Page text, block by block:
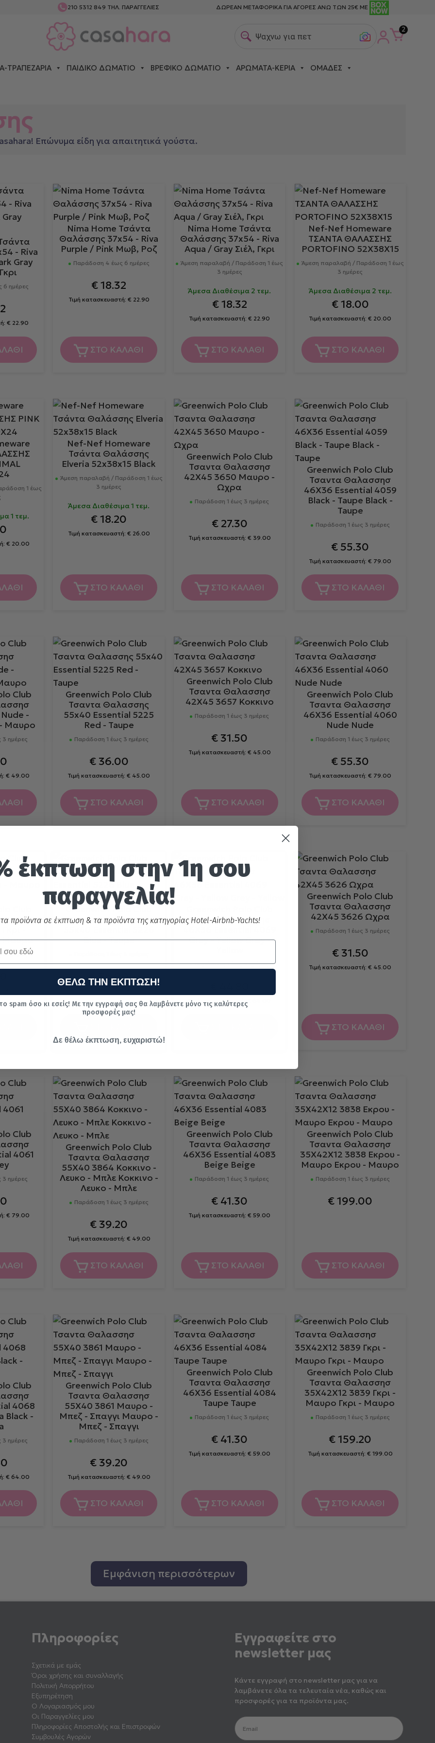
210 5312 849 ΤΗΛ. ΠΑΡΑΓΓΕΛΙΕΣ ΔΩΡΕΑΝ ΜΕΤΑΦΟΡΙΚΑ ΓΙΑ ΑΓΟΡΕΣ ΑΝΩ ΤΩΝ 25€ ΜΕ
Ψαχνω για πετσετες θα
2
ΤΡΑΠΕΖΑΡΊΑ ΠΑΙΔΙΚΌ ΔΩΜΆΤΙΟ ΒΡΕΦΙΚΌ ΔΩΜΆΤΙΟ ΑΡΏΜΑΤΑ-ΚΕΡΙΆ ΟΜΆΔΕΣ
Επώνυμα είδη για απαιτητικά γούστα.
- Riva
Gray
ημέρες
€ 22.90
Nima Home Τσάντα
Θαλάσσης 37x54 - Riva
Purple / Pink Μωβ, Ροζ
Παράδοση 4 έως 6 ημέρες
€18.32
Τιμή κατασκευαστή: € 22.90
ΣΤΟ ΚΑΛΑΘΙ
Nima Home Τσάντα
Θαλάσσης 37x54 - Riva
Aqua / Gray Σιέλ, Γκρι
Άμεση παραλαβή / Παράδοση 1 έως
3 ημέρες
Άμεσα Διαθέσιμα 2 τεμ.
€18.32
Τιμή κατασκευαστή:€ 22.90
ΣΤΟ ΚΑΛΑΘΙ
Nef-Nef Homeware
ΤΣΑΝΤΑ ΘΑΛΑΣΣΗΣ
PORTOFINO 52X38X15
Άμεση παραλαβή / Παράδοση 1 έως
3 ημέρες
Άμεσα Διαθέσιμα 2 τεμ.
€18.00
Τιμή κατασκευαστή:€ 20.00
ΣΤΟ ΚΑΛΑΘΙ
1 έως
1 τεμ.
€ 20.00
Nef-Nef Homeware
Τσάντα Θαλάσσης
Elveria 52x38x15 Black
Άμεση παραλαβή / Παράδοση 1 έως
3 ημέρες
Άμεσα Διαθέσιμα 1 τεμ.
€18.20
Τιμή κατασκευαστή: € 26.00
ΣΤΟ ΚΑΛΑΘΙ
Greenwich Polo Club
Τσαντα Θαλασσησ
42Χ45 3650 Μαυρο -
Ωχρα
Παράδοση 1 έως 3 ημέρες
€27.30
Τιμή κατασκευαστή: € 39.00
ΣΤΟ ΚΑΛΑΘΙ
Greenwich Polo Club
Τσαντα Θαλασσησ
46X36 Essential 4059
Black - Taupe Black -
Taupe
Παράδοση 1 έως 3 ημέρες
€ 55.30
Τιμή κατασκευαστή:€ 79.00
ΣΤΟ ΚΑΛΑΘΙ
Club
-
Μαυρο
ημέρες
€ 49.00
Greenwich Polo Club
Τσαντα Θαλασσης
55x40 Essential 5225
Red - Taupe
Παράδοση 1 έως 3 ημέρες
€36.00
Τιμή κατασκευαστή:€ 45.00
ΣΤΟ ΚΑΛΑΘΙ
Greenwich Polo Club
Τσαντα Θαλασσησ
42Χ45 3657 Κοκκινο
Παράδοση 1 έως 3 ημέρες
€ 31.50
Τιμή κατασκευαστή: € 45.00
ΣΤΟ ΚΑΛΑΘΙ
Greenwich Polo Club
Τσαντα Θαλασσησ
46X36 Essential 4060
Nude Nude
Παράδοση 1 έως 3 ημέρες
€ 55.30
Τιμή κατασκευαστή:€ 79.00
ΣΤΟ ΚΑΛΑΘΙ
Μαυρο
3 ημέρες
Greenwich Polo Club
Τσαντα Θαλασσης
Blue - Taupe
€36.00
Τσαντα Θαλασσησ
Grey - Yellow Grey -
Παράδοση 1 έως 3 ημέρες
Τιμή κατασκευαστή:
Greenwich Polo Club
Τσαντα Θαλασσησ
42Χ45 3626 Ωχρα
Παράδοση 1 έως 3 ημέρες
€31.50
Τιμή κατασκευαστή:€ 45.00
ΣΤΟ ΚΑΛΑΘΙ
Club
4061
ημέρες
€ 79.00
Greenwich Polo Club
Τσαντα Θαλασσησ
55Χ40 3864 Κοκκινο -
Λευκο - Μπλε Κοκκινο -
Λευκο - Μπλε
Παράδοση 1 έως 3 ημέρες
€ 39.20
Τιμή κατασκευαστή: € 49.00
ΣΤΟ ΚΑΛΑΘΙ
Greenwich Polo Club
Τσαντα Θαλασσησ
46X36 Essential 4083
Beige Beige
Παράδοση 1 έως 3 ημέρες
€ 41.30
Τιμή κατασκευαστή:€ 59.00
ΣΤΟ ΚΑΛΑΘΙ
Greenwich Polo Club
Τσαντα Θαλασσησ
35Χ42Χ12 3838 Εκρου -
Μαυρο Εκρου - Μαυρο
Παράδοση 1 έως 3 ημέρες
€199.00
ΣΤΟ ΚΑΛΑΘΙ
Club
4068
Black -
ημέρες
€ 64.00
Greenwich Polo Club
Τσαντα Θαλασσησ
55Χ40 3861 Μαυρο -
Μπεζ - Σπαγγι Μαυρο -
Μπεζ - Σπαγγι
Παράδοση 1 έως 3 ημέρες
€ 39.20
Τιμή κατασκευαστή: € 49.00
ΣΤΟ ΚΑΛΑΘΙ
Greenwich Polo Club
Τσαντα Θαλασσησ
46X36 Essential 4084
Taupe Taupe
Παράδοση 1 έως 3 ημέρες
€ 41.30
Τιμή κατασκευαστή:€ 59.00
ΣΤΟ ΚΑΛΑΘΙ
Greenwich Polo Club
Τσαντα Θαλασσησ
35Χ42Χ12 3839 Γκρι -
Μαυρο Γκρι - Μαυρο
Παράδοση 1 έως 3 ημέρες
€159.20
Τιμή κατασκευαστή: € 199.00
ΣΤΟ ΚΑΛΑΘΙ
Εμφάνιση περισσότερων
Πληροφορίες
Σχετικά με εμάς
Όροι χρήσης και συναλλαγής
Πολιτική Απορρήτου
Εξυπηρέτηση
Ο Λογαριασμός μου
Οι Παραγγελίες μου
Πληροφορίες Αποστολής και Επιστροφών
Συμβουλές Αγορών
Εγγραφείτε στο
newsletter μας
Κάντε εγγραφή στο newsletter μας για να
λαμβάνετε όλα τα τελευταία νέα, καθώς και
προσφορές για τα προϊόντα μας.
έκπτωση στην 1η σου
παραγγελία!
τα προϊόντα σε έκπτωση & τα προϊόντα της κατηγορίας Hotel-Airbnb-Yachts!
ΘΕΛΩ ΤΗΝ ΕΚΠΤΩΣΗ!
spam όσο κι εσείς! Με την εγγραφή σας θα λαμβάνετε μόνο τις καλύτερες
προσφορές μας!
Δε θέλω έκπτωση, ευχαριστώ!